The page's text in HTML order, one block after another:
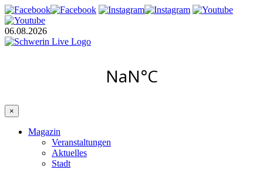
06.08.2026
×
Magazin
Veranstaltungen
Aktuelles
Stadt